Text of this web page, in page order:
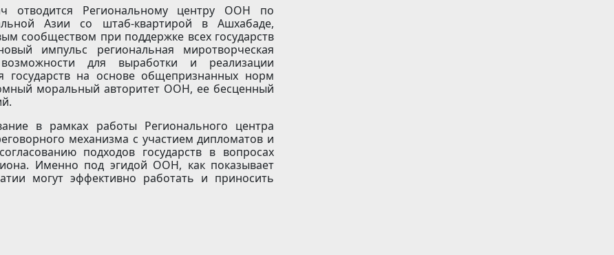
отводится Региональному центру ООН по
Азии со штаб-квартирой в Ашхабаде,
сообществом при поддержке всех государств
импульс региональная миротворческая
для выработки и реализации
государств на основе общепризнанных норм
моральный авторитет ООН, ее бесценный
в рамках работы Регионального центра
механизма с участием дипломатов и
подходов государств в вопросах
Именно под эгидой ООН, как показывает
могут эффективно работать и приносить